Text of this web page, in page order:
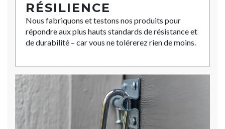
RÉSILIENCE
Nous fabriquons et testons nos produits pour
répondre aux plus hauts standards de résistance et
de durabilité – car vous ne tolérerez rien de moins.